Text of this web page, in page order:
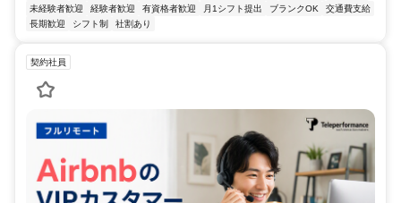
未経験者歓迎
経験者歓迎 有資格者歓迎 月1シフト提出 ブランクOK
交通費支給
長期歓迎
シフト制 社割あり
契約社員